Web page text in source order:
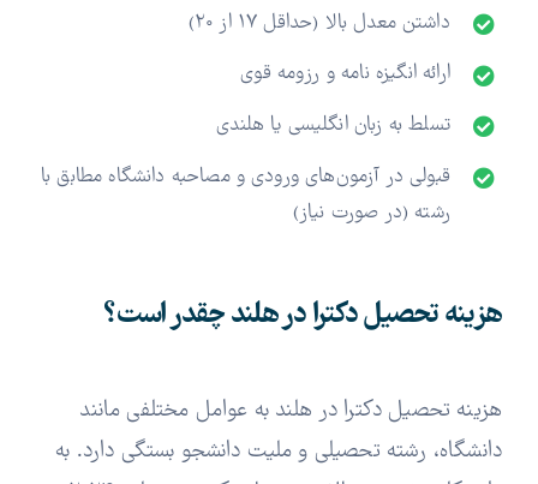
داشتن معدل بالا (حداقل 17 از 20)
ارائه انگیزه نامه و رزومه قوی
تسلط به زبان انگلیسی یا هلندی
قبولی در آزمون‌های ورودی و مصاحبه دانشگاه مطابق با
رشته (در صورت نیاز)
هزینه تحصیل دکترا در هلند چقدر است؟
هزینه تحصیل دکترا در هلند به عوامل مختلفی مانند
دانشگاه، رشته تحصیلی و ملیت دانشجو بستگی دارد. به